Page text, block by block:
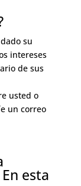
su
intereses
de sus
usted o
un correo
esta